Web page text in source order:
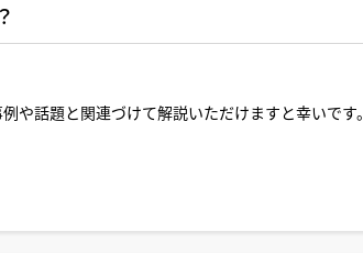
や話題と関連づけて解説いただけますと幸いです。